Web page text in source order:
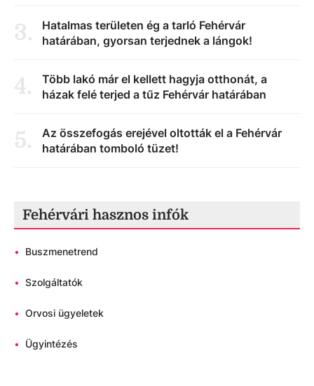
3.
Hatalmas területen ég a tarló Fehérvár
határában, gyorsan terjednek a lángok!
4.
Több lakó már el kellett hagyja otthonát, a
házak felé terjed a tűz Fehérvár határában
5.
Az összefogás erejével oltották el a Fehérvár
határában tomboló tüzet!
Fehérvári hasznos infók
• Buszmenetrend
• Szolgáltatók
• Orvosi ügyeletek
• Ügyintézés